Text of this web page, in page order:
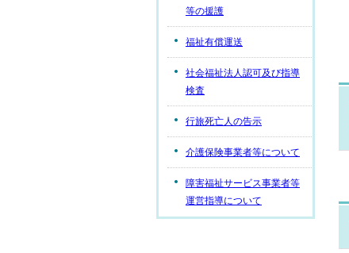
等の援護
福祉有償運送
社会福祉法人認可及び指導
検査
行旅死亡人の告示
介護保険事業者等について
障害福祉サービス事業者等
運営指導について